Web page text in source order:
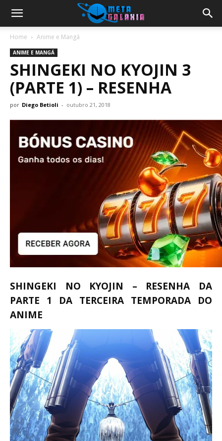
Home Anime e Mangá
ANIME E MANGÁ
SHINGEKI NO KYOJIN 3
(PARTE 1) – RESENHA
por Diego Betioli - outubro 21, 2018
SHINGEKI NO KYOJIN – RESENHA DA
PARTE 1 DA TERCEIRA TEMPORADA DO
ANIME